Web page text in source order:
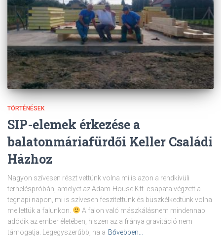
TÖRTÉNÉSEK
SIP-elemek érkezése a
balatonmáriafürdői Keller Családi
Házhoz
Nagyon szívesen részt vettünk volna mi is azon a rendkívüli
terheléspróbán, amelyet az Adam-House Kft. csapata végzett a
tegnapi napon, mi is szívesen feszítettünk és büszkélkedtünk volna
mellettük a falunkon.
A falon való mászkálásnem mindennap
adódik az ember életében, hiszen az a fránya gravitáció nem
támogatja. Legegyszerűbb, ha a Bővebben…